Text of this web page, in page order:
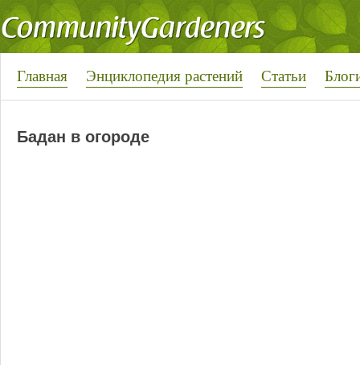
Главная Энциклопедия растений Статьи
Бадан в огороде